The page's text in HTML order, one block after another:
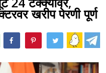
खरीप पेरणी पूर्ण
WhatsApp